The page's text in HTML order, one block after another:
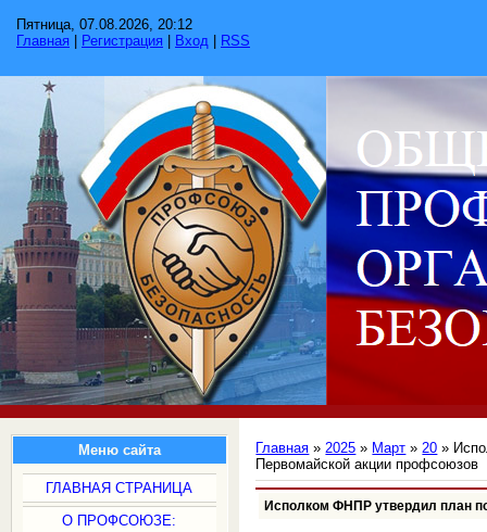
Пятница, 07.08.2026, 20:12
Главная
Регистрация Вход RSS
Меню сайта
ГЛАВНАЯ СТРАНИЦА
О ПРОФСОЮЗЕ:
Главная »2025 » Март » 20 »
Первомайской акции профсоюзов
Исполком ФНПР утвердил план